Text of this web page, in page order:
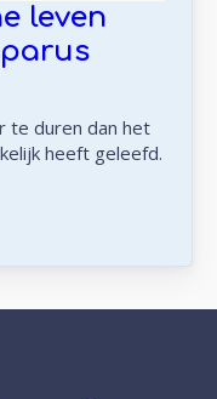
leven
te duren dan het
heeft geleefd.